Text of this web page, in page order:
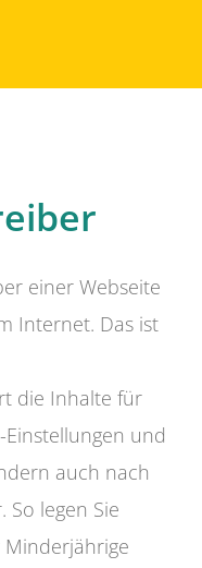
einer Webseite
Internet. Das ist
die Inhalte für
und
auch nach
So legen Sie
Minderjährige